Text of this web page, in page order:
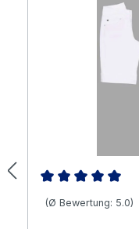
Durchschnittliche
(Ø Bewertung: 5.0)